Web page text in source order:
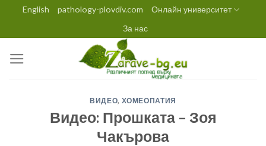
content
English pathology-plovdiv.com
Онлайн университет
За нас
ВИДЕО, ХОМЕОПАТИЯ
Видео: Прошката – Зоя
Чакърова